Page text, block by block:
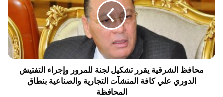
تشكيل
لجنة
للمرور
وإجراء
التفتيش
الدوري
علي
المنشآت
محافظ الشرقية يقرر تشكيل لجنة للمرور وإجراء التفتيش
الدوري علي كافة المنشآت التجارية والصناعية بنطاق
المحافظة